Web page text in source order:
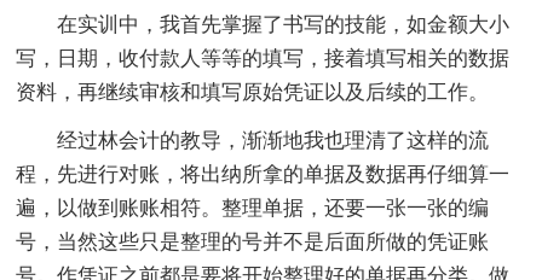
在实训中，我首先掌握了书写的技能，如金额大小
写，日期，收付款人等等的填写，接着填写相关的数据
资料，再继续审核和填写原始凭证以及后续的工作。
经过林会计的教导，渐渐地我也理清了这样的流
程，先进行对账，将出纳所拿的单据及数据再仔细算一
遍，以做到账账相符。整理单据，还要一张一张的编
号，当然这些只是整理的号并不是后面所做的凭证账